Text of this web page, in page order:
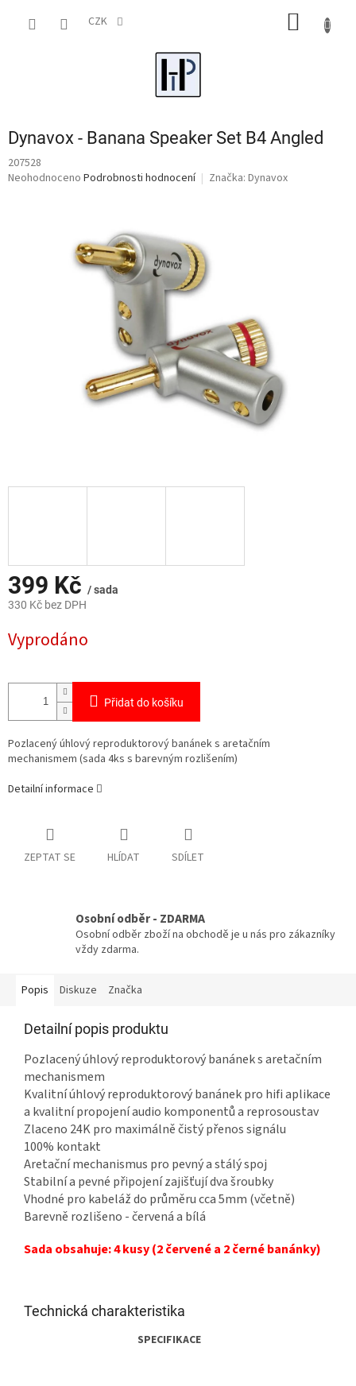
CZK
Dynavox - Banana Speaker Set B4 Angled
207528
Průměrné
Neohodnoceno Podrobnosti hodnocení Značka: Dynavox
399 Kč / sada
330 Kč bez DPH
cena:
Vyprodáno
Přidat do košíku
Pozlacený úhlový reproduktorový banánek s aretačním
mechanismem (sada 4ks s barevným rozlišením)
Detailní informace
ZEPTAT SE HLÍDAT SDÍLET
Osobní odběr - ZDARMA
Osobní odběr zboží na obchodě je u nás pro zákazníky
vždy zdarma.
Popis Diskuze Značka
Detailní popis produktu
Pozlacený úhlový reproduktorový banánek s aretačním
mechanismem
Kvalitní úhlový reproduktorový banánek pro hifi aplikace
a kvalitní propojení audio komponentů a reprosoustav
Zlaceno 24K pro maximálně čistý přenos signálu
100% kontakt
Aretační mechanismus pro pevný a stálý spoj
Stabilní a pevné připojení zajišťují dva šroubky
Vhodné pro kabeláž do průměru cca 5mm (včetně)
Barevně rozlišeno - červená a bílá
Sada obsahuje: 4 kusy (2 červené a 2 černé banánky)
Technická charakteristika
SPECIFIKACE